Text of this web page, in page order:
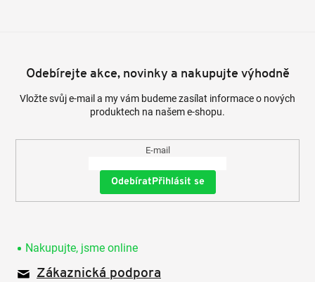
Odebírejte akce, novinky a nakupujte výhodně
Vložte svůj e-mail a my vám budeme zasílat informace o nových
produktech na našem e-shopu.
E-mail
Přihlásit se
Nakupujte, jsme online
Zákaznická podpora